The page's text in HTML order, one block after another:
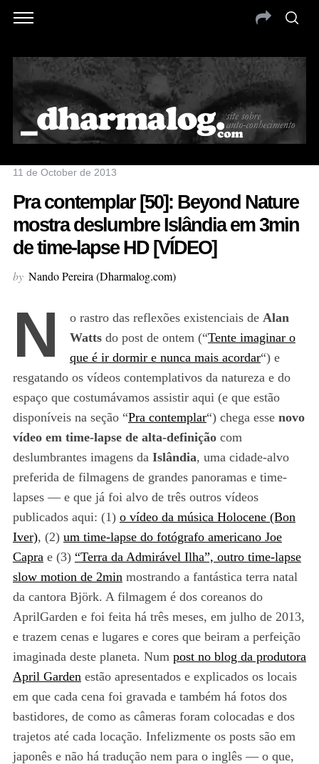
11 de October de 2013
Pra contemplar [50]: Beyond Nature
mostra deslumbre Islândia em 3min
de time-lapse HD [VÍDEO]
by Nando Pereira (Dharmalog.com)
N o rastro das reflexões existenciais de Alan
Wattsdo post de ontem (“Tente imaginar o
que é ir dormir e nunca mais acordar“) e
resgatando os vídeos contemplativos da natureza e do
espaço que costumávamos assistir aqui (e que estão
disponíveis na seção “Pra contemplar“) chega esse novo
vídeo em time-lapse de alta-definiçãocom
deslumbrantes imagens da Islândia, uma cidade-alvo
preferida de filmagens de grandes panoramas e time-
lapses — e que já foi alvo de três outros vídeos
publicados aqui: (1) o vídeo da música Holocene (Bon
Iver), (2) um time-lapse do fotógrafo americano Joe
Capra e (3) “Terra da Admirável Ilha”, outro time-lapse
slow motion de 2min mostrando a fantástica terra natal
da cantora Björk. A filmagem é dos coreanos do
AprilGarden e foi feita há três meses, em julho de 2013,
e trazem cenas e lugares e cores que beiram a perfeição
imaginada deste planeta. Num post no blog da produtora
April Garden estão apresentados e explicados os locais
em que cada cena foi gravada e também há fotos dos
bastidores, de como as câmeras foram colocadas e dos
trajetos até cada locação. Infelizmente os posts são em
japonês e não há tradução nem para o inglês — o que,